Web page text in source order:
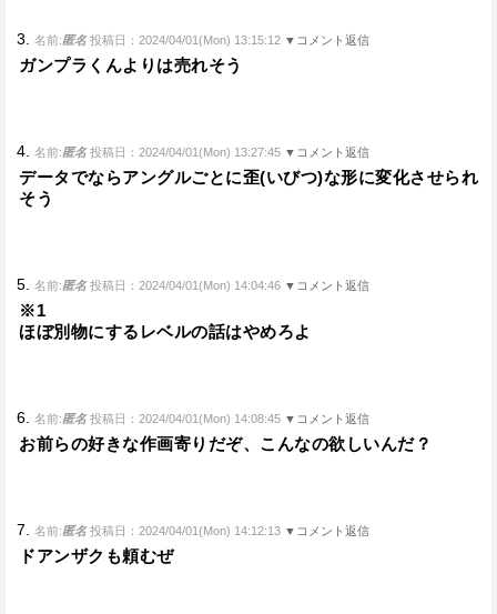
3. 名前:匿名 投稿日：2024/04/01(Mon) 13:15:12 ▼コメント返信
ガンプラくんよりは売れそう
4. 名前:匿名 投稿日：2024/04/01(Mon) 13:27:45 ▼コメント返信
データでならアングルごとに歪(いびつ)な形に変化させられ
そう
5. 名前:匿名 投稿日：2024/04/01(Mon) 14:04:46 ▼コメント返信
※1
ほぼ別物にするレベルの話はやめろよ
6. 名前:匿名 投稿日：2024/04/01(Mon) 14:08:45 ▼コメント返信
お前らの好きな作画寄りだぞ、こんなの欲しいんだ？
7. 名前:匿名 投稿日：2024/04/01(Mon) 14:12:13 ▼コメント返信
ドアンザクも頼むぜ